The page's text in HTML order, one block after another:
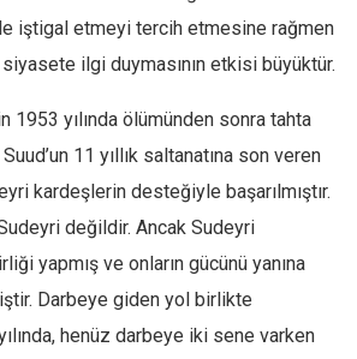
iştigal etmeyi tercih etmesine rağmen
ilgi duymasının etkisi büyüktür.
1953 yılında ölümünden sonra tahta
11 yıllık saltanatına son veren
kardeşlerin desteğiyle başarılmıştır.
değildir. Ancak Sudeyri
yapmış ve onların gücünü yanına
Darbeye giden yol birlikte
henüz darbeye iki sene varken